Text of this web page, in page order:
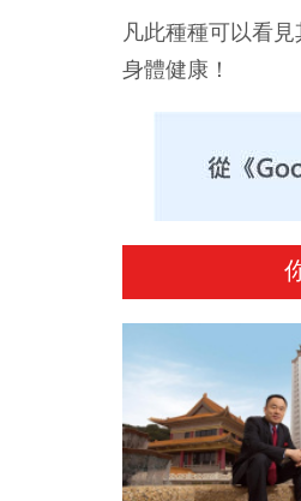
凡此種種可以看
身體健康！